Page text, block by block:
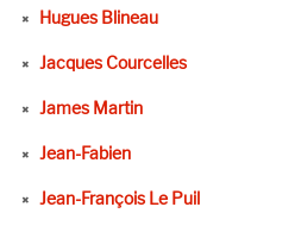
Hugues Blineau
Jacques Courcelles
James Martin
Jean-Fabien
Jean-François Le Puil